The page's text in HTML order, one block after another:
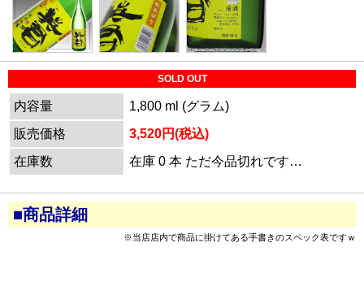
SOLD OUT
内容量
1,800 ml (グラム)
販売価格
3,520円(税込)
在庫数
在庫 0 本 ただ今品切れです…
■商品詳細
※当店店内で商品に掛けてある手書きのスペック表ですｗ